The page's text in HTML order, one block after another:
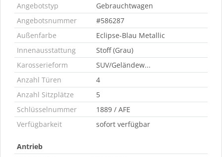
Angebotstyp
Gebrauchtwagen
Angebotsnummer
#586287
Außenfarbe
Eclipse-Blau Metallic
Innenausstattung
Stoff (Grau)
Karosserieform
SUV/Geländew...
Anzahl Türen
4
Anzahl Sitzplätze
5
Schlüsselnummer
1889 / AFE
Verfügbarkeit
sofort verfügbar
Antrieb